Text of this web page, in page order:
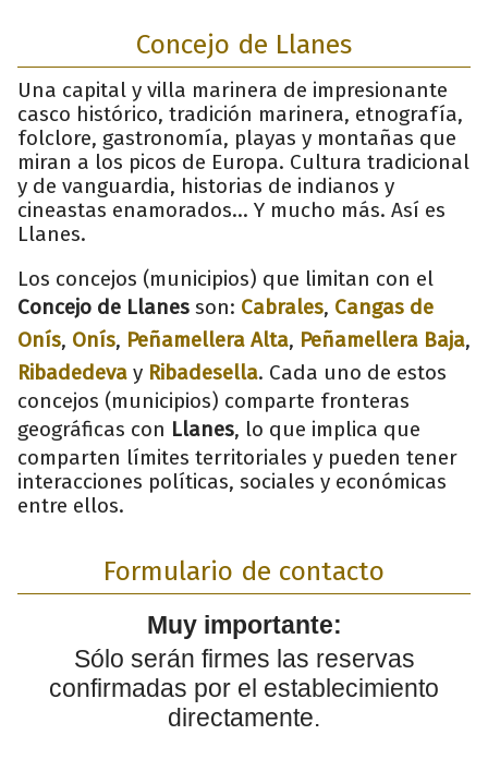
Concejo de Llanes
Una capital y villa marinera de impresionante
casco histórico, tradición marinera, etnografía,
folclore, gastronomía, playas y montañas que
miran a los picos de Europa. Cultura tradicional
y de vanguardia, historias de indianos y
cineastas enamorados... Y mucho más. Así es
Llanes.
Los concejos (municipios) que limitan con el
Concejo de Llanes son: Cabrales, Cangas de
Onís, Onís, Peñamellera Alta, Peñamellera Baja,
Ribadedeva y Ribadesella. Cada uno de estos
concejos (municipios) comparte fronteras
geográficas con Llanes, lo que implica que
comparten límites territoriales y pueden tener
interacciones políticas, sociales y económicas
entre ellos.
Formulario de contacto
Muy importante:
Sólo serán firmes las reservas
confirmadas por el establecimiento
directamente.